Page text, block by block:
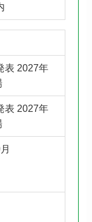
表 2027年
表 2027年